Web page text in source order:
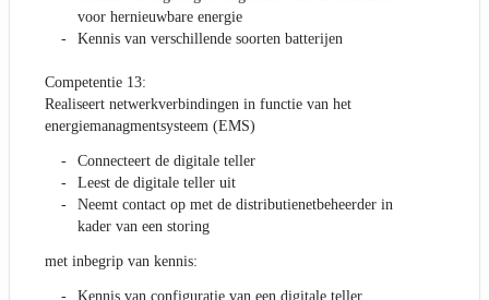
voor hernieuwbare energie
Kennis van verschillende soorten batterijen
Competentie 13:
Realiseert netwerkverbindingen in functie van het
energiemanagmentsysteem (EMS)
Connecteert de digitale teller
Leest de digitale teller uit
Neemt contact op met de distributienetbeheerder in
kader van een storing
met inbegrip van kennis:
Kennis van configuratie van een digitale teller